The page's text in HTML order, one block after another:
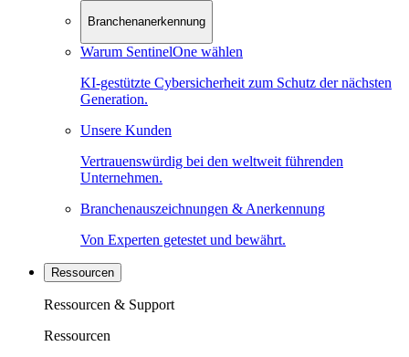
Branchenanerkennung
Warum SentinelOne wählen
KI-gestützte Cybersicherheit zum Schutz der nächsten
Generation.
Unsere Kunden
Vertrauenswürdig bei den weltweit führenden
Unternehmen.
Branchenauszeichnungen & Anerkennung
Von Experten getestet und bewährt.
Ressourcen
Ressourcen & Support
Ressourcen